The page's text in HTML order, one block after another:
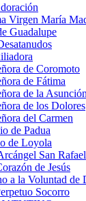
Virgen María
Guadalupe
de Coromoto
de Fátima
de la Asunción
de los Dolores
del Carmen
de Padua
de Loyola
San Rafael
de Jesús
a la Voluntad de
Socorro